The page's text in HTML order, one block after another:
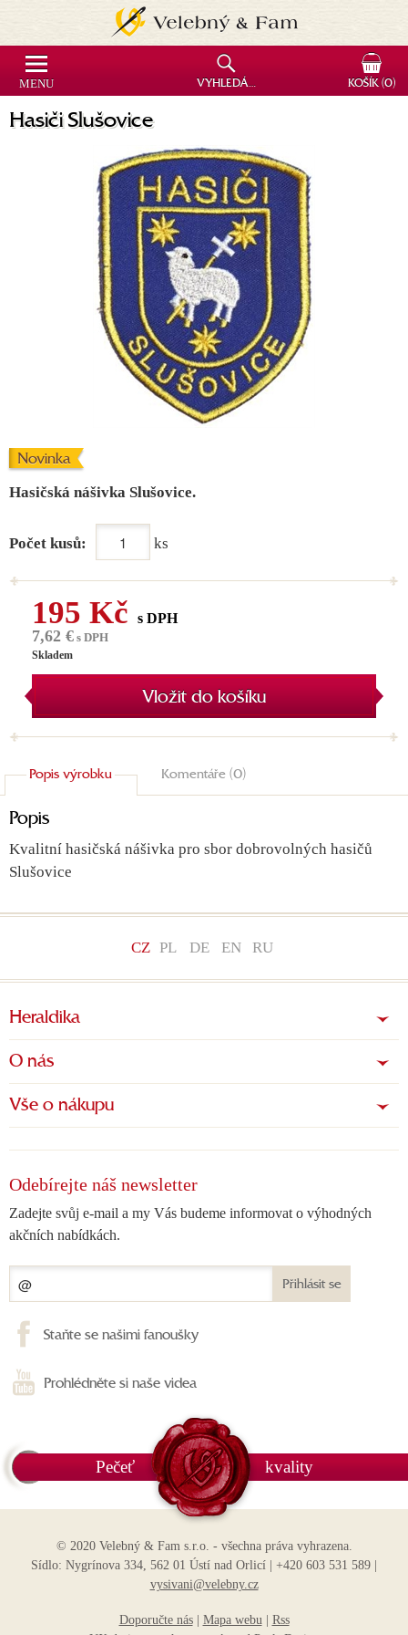
Hasiči Slušovice
Novinka
Hasičská nášivka Slušovice.
Počet kusů: ks
195 Kč s DPH
7,62 € s DPH
Skladem
Vložit do košíku
Popis výrobku Komentáře (0)
Popis
Kvalitní hasičská nášivka pro sbor dobrovolných hasičů
Slušovice
CZ PL DE EN RU
Heraldika
O nás
Vše o nákupu
Odebírejte náš newsletter
Zadejte svůj e-mail a my Vás budeme informovat o výhodných
akčních nabídkách.
Přihlásit se
Staňte se našimi fanoušky
Prohlédněte si naše videa
Pečeť kvality
© 2020 Velebný & Fam s.r.o. - všechna práva vyhrazena.
Sídlo: Nygrínova 334, 562 01 Ústí nad Orlicí | +420 603 531 589 |
vysivani@velebny.cz
Doporučte nás| Mapa webu
Rss
MENU VYHLEDÁVÁNÍ KOŠÍK(0)